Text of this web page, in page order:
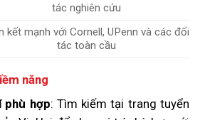
tác nghiên cứu
kết mạnh với Cornell, UPenn và các đối
tác toàn cầu
năng
phù hợp: Tìm kiếm tại trang tuyển